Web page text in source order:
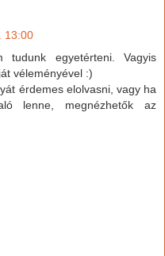
13:00
tudunk egyetérteni. Vagyis
véleményével :)
érdemes elolvasni, vagy ha
lenne, megnézhetők az